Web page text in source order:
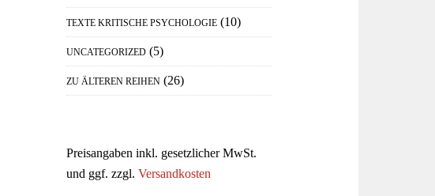
TEXTE KRITISCHE PSYCHOLOGIE (10)
UNCATEGORIZED (5)
ZU ÄLTEREN REIHEN (26)
Preisangaben inkl. gesetzlicher MwSt.
und ggf. zzgl. Versandkosten